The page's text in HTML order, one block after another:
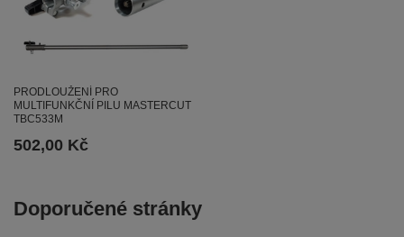
PRODLOUŽENÍ PRO
MULTIFUNKČNÍ PILU MASTERCUT
TBC533M
502,00 Kč
Doporučené stránky